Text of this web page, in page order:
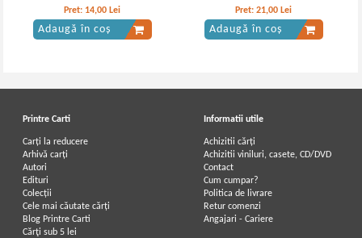
Pret: 14,00 Lei
Adaugă în coș
Pret:21,00 Lei
Adaugă în coș
Printre Carti
Carți la reducere
Arhivă carți
Autori
Edituri
Colecții
Cele mai căutate cărți
Blog Printre Carti
Cărţi sub 5 lei
Informatii utile
Achizitii cărți
Achizitii viniluri, casete, CD/DVD
Contact
Cum cumpar?
Politica de livrare
Retur comenzi
Angajari - Cariere